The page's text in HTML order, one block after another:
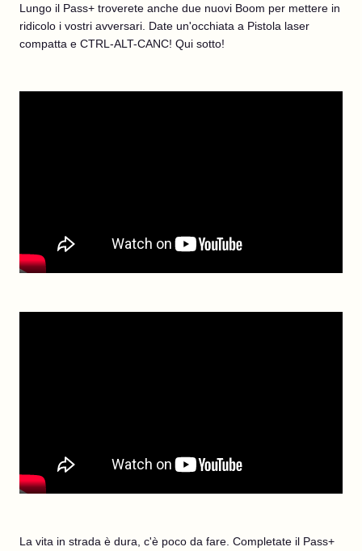
Lungo il Pass+ troverete anche due nuovi Boom per mettere in
ridicolo i vostri avversari. Date un'occhiata a Pistola laser
compatta e CTRL-ALT-CANC! Qui sotto!
La vita in strada è dura, c'è poco da fare. Completate il Pass+